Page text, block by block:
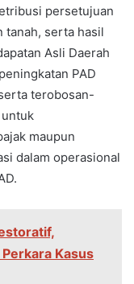
persetujuan
tanah, serta hasil
Asli Daerah
PAD
terobosan-
maupun
dalam operasional
Kasus